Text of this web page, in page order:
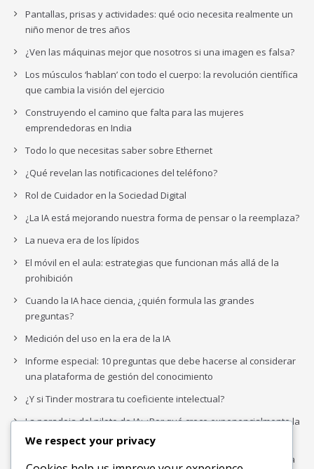
Pantallas, prisas y actividades: qué ocio necesita realmente un
niño menor de tres años
¿Ven las máquinas mejor que nosotros si una imagen es falsa?
Los músculos ‘hablan’ con todo el cuerpo: la revolución científica
que cambia la visión del ejercicio
Construyendo el camino que falta para las mujeres
emprendedoras en India
Todo lo que necesitas saber sobre Ethernet
¿Qué revelan las notificaciones del teléfono?
Rol de Cuidador en la Sociedad Digital
¿La IA está mejorando nuestra forma de pensar o la reemplaza?
La nueva era de los lípidos
El móvil en el aula: estrategias que funcionan más allá de la
prohibición
Cuando la IA hace ciencia, ¿quién formula las grandes
preguntas?
Medición del uso en la era de la IA
Informe especial: 10 preguntas que debe hacerse al considerar
una plataforma de gestión del conocimiento
¿Y si Tinder mostrara tu coeficiente intelectual?
La paradoja del piloto de IA: ¿Por qué crece exponencialmente la
complejidad de la IA empresarial?
Los organigramas de marketing se crearon para los canales. La
We respect your privacy